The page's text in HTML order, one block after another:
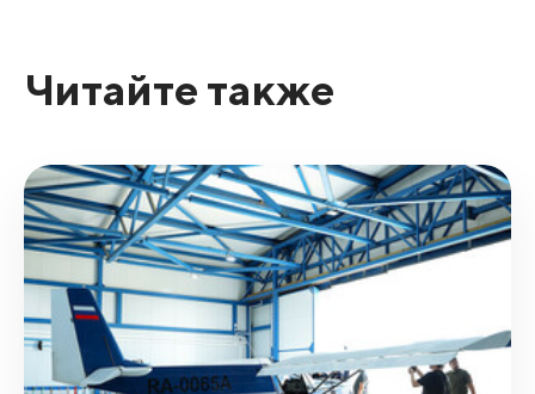
Читайте также